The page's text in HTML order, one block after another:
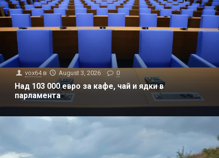
vox64 в August 3, 2026 0
Над 103 000 евро за кафе, чай и ядки в
парламента